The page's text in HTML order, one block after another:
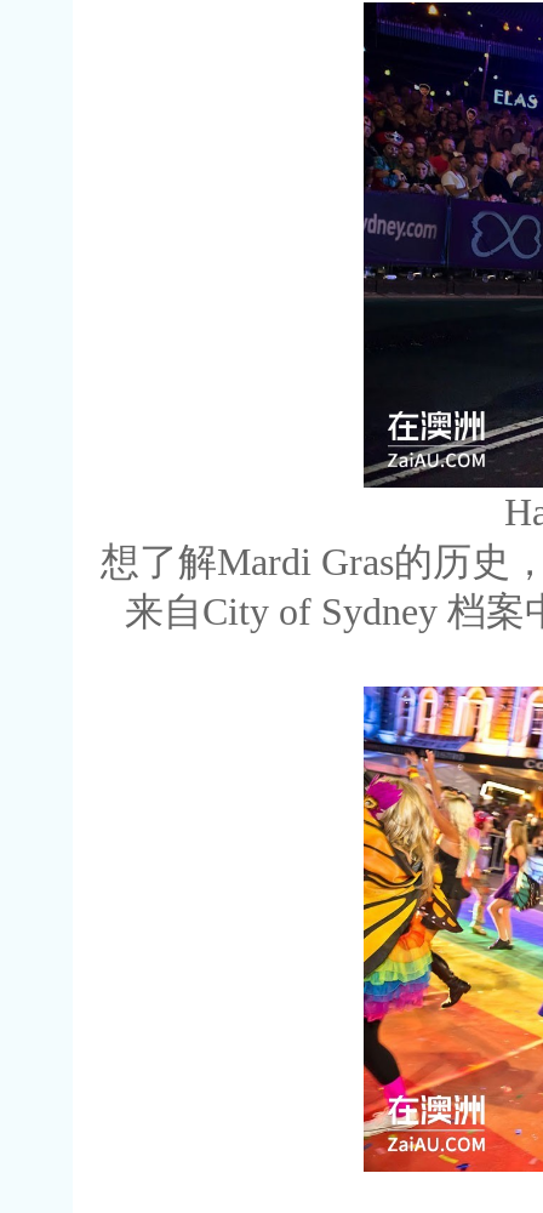
想了解Mardi Gras的历史
来自City of Sydney 档